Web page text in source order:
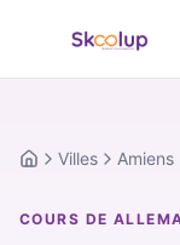
AccueilVilles Amiens
COURS DE